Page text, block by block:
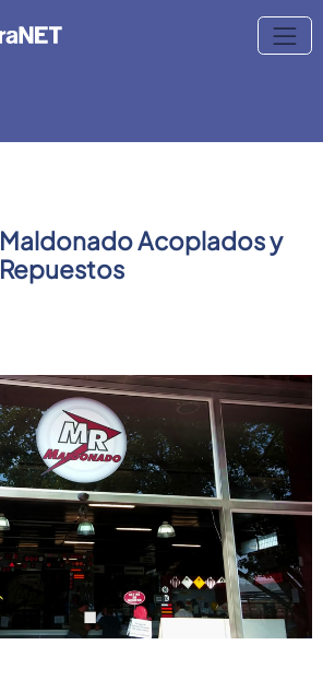
Maldonado Acoplados y
Repuestos